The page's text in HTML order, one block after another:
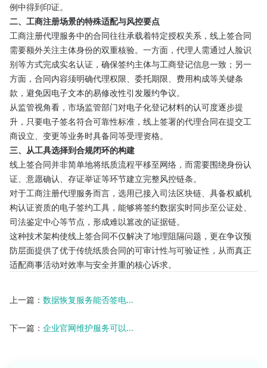
例中得到印证。
二、工商注册场景的特殊适配与风控要点
工商注册代理服务中的合同往往承载着特定授权关系，线上签合同
需要额外关注主体身份的双重核验。一方面，代理人需通过人脸识
别等方式完成实名认证，确保签约主体与工商登记信息一致；另一
方面，合同内容须明确代理权限、委托期限、费用构成等关键条
款，避免因电子文本的易修改性引发履约争议。
从监管视角看，市场监管部门对电子化登记材料的认可度逐步提
升，只要电子签名符合可靠性标准，线上签署的代理合同在提交工
商设立、变更等业务时具备同等受理资格。
三、从工具选择到合规闭环的构建
线上签合同并非简单地将纸质流程平移至网络，而需要围绕身份认
证、意愿确认、存证举证等环节建立完整风控链条。
对于工商注册代理服务而言，选用已接入司法区块链、具备权威机
构认证资质的电子签约工具，能够将签约数据实时同步至公证处、
司法鉴定中心等节点，形成难以篡改的证据链。
这种技术架构使线上签合同不仅解决了地理阻隔问题，更在争议预
防层面提供了优于传统纸质合同的可审计性与可验证性，从而真正
适配商事活动对效率与安全并重的核心诉求。
上一篇： 数据恢复服务能否签电...
下一篇： 企业官网维护服务可以...